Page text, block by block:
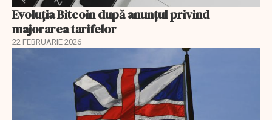
Evoluția Bitcoin după anunțul privind
majorarea tarifelor
22 FEBRUARIE 2026